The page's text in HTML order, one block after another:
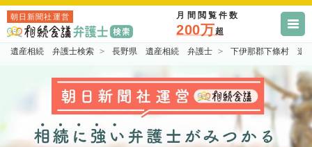
朝日新聞社運営 月間閲覧件数
200万超
遺産相続 弁護士検索 長野県 遺産相続 弁護士 下伊那郡下條村 遺